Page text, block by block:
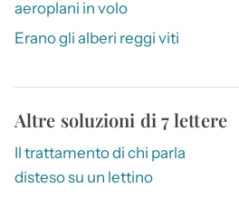
aeroplani in volo
Erano gli alberi reggi viti
Altre soluzioni di 7 lettere
Il trattamento di chi parla
disteso su un lettino